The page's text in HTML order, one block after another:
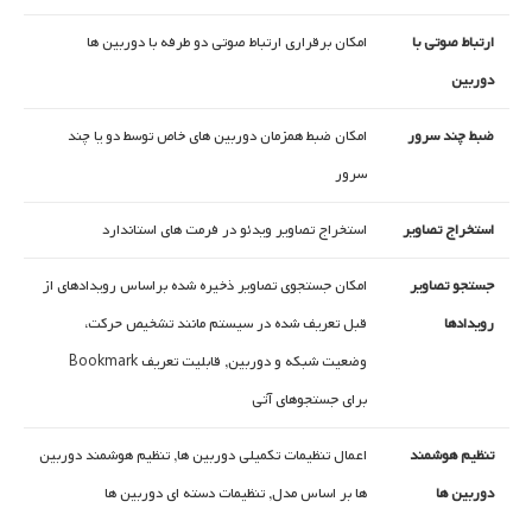
ارتباط صوتی با
دوربین
امکان برقراری ارتباط صوتی دو طرفه با دوربین ها
ضبط چند سرور
امکان ضبط همزمان دوربین های خاص توسط دو یا چند
سرور
استخراج تصاویر استخراج تصاویر ویدئو در فرمت های استاندارد
جستجو تصاویر
رویدادها
امکان جستجوی تصاویر ذخیره شده براساس رویدادهای از
قبل تعریف شده در سیستم مانند تشخیص حرکت،
برای جستجوهای آتی
تنظیم هوشمند
دوربین ها
اعمال تنظیمات تکمیلی دوربین ها, تنظیم هوشمند دوربین
ها بر اساس مدل, تنظیمات دسته ای دوربین ها